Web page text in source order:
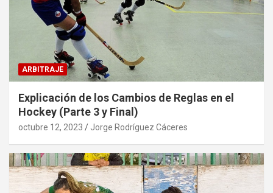
ARBITRAJE
Explicación de los Cambios de Reglas en el
Hockey (Parte 3 y Final)
octubre 12, 2023 Jorge Rodríguez Cáceres